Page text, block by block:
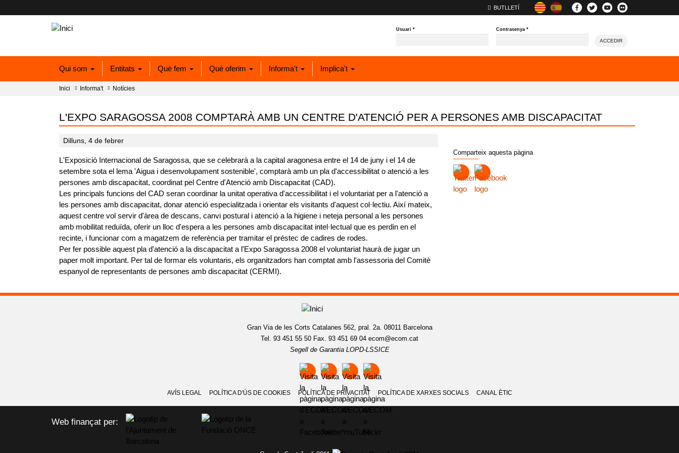
BUTLLETÍ
Usuari* Contrasenya*
ACCEDIR
Qui som Entitats Què fem Què oferim Informa't Implica't
Inici Informa't Notícies
L'EXPO SARAGOSSA 2008 COMPTARÀ AMB UN CENTRE D'ATENCIÓ PER A PERSONES AMB DISCAPACITAT
Dilluns, 4 de febrer
L'Exposició Internacional de Saragossa, que se celebrarà a la capital aragonesa entre el 14 de juny i el 14 de
setembre sota el lema 'Aigua i desenvolupament sostenible', comptarà amb un pla d'accessibilitat o atenció a les
persones amb discapacitat, coordinat pel Centre d'Atenció amb Discapacitat (CAD).
Les principals funcions del CAD seran coordinar la unitat operativa d'accessibilitat i el voluntariat per a l'atenció a
les persones amb discapacitat, donar atenció especialitzada i orientar els visitants d'aquest col·lectiu. Així mateix,
aquest centre vol servir d'àrea de descans, canvi postural i atenció a la higiene i neteja personal a les persones
amb mobilitat reduïda, oferir un lloc d'espera a les persones amb discapacitat intel·lectual que es perdin en el
recinte, i funcionar com a magatzem de referència per tramitar el préstec de cadires de rodes.
Per fer possible aquest pla d'atenció a la discapacitat a l'Expo Saragossa 2008 el voluntariat haurà de jugar un
paper molt important. Per tal de formar els voluntaris, els organitzadors han comptat amb l'assessoria del Comitè
espanyol de representants de persones amb discapacitat (CERMI).
Comparteix aquesta pàgina
Gran Via de les Corts Catalanes 562, pral. 2a. 08011 Barcelona
Tel. 93 451 55 50 Fax. 93 451 69 04 ecom@ecom.cat
Segell de Garantia LOPD-LSSICE
AVÍS LEGAL POLÍTICA D'ÚS DE COOKIES POLÍTICA DE PRIVACITAT POLÍTICA DE XARXES SOCIALS CANAL ÈTIC
Web finançat per: